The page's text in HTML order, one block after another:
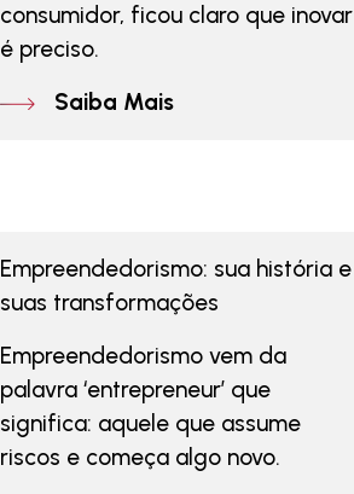
consumidor, ficou claro que inovar
é preciso.
Saiba Mais
Empreendedorismo: sua história e
suas transformações
Empreendedorismo vem da
palavra ‘entrepreneur’ que
significa: aquele que assume
riscos e começa algo novo.